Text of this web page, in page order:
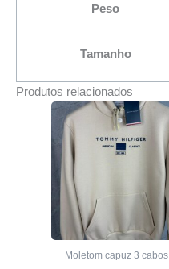
Peso
Tamanho
Produtos relacionados
Moletom capuz 3 cabos